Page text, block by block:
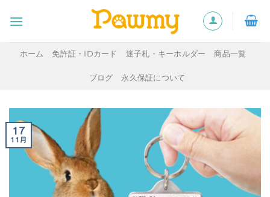
ホーム 免許証・IDカード 迷子札・キーホルダー 商品一覧
ブログ 永久保証について
17
11月